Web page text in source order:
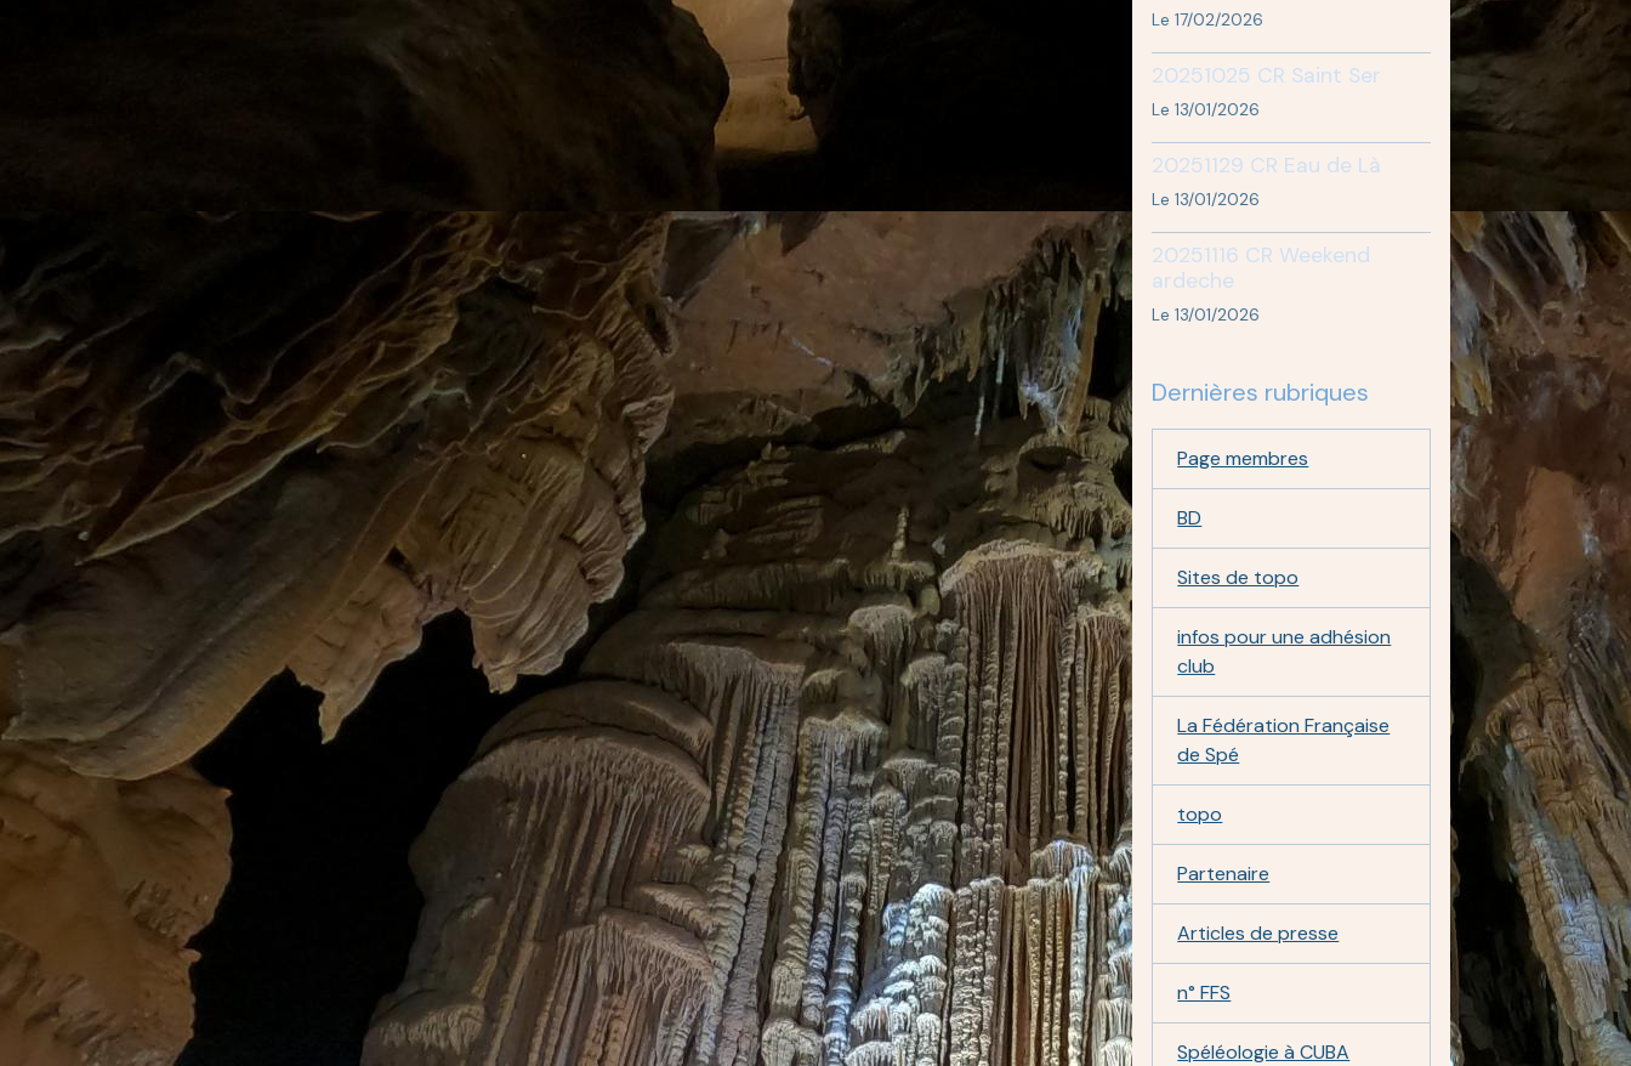
Le 17/02/2026
20251025 CR Saint Ser
Le 13/01/2026
20251129 CR Eau de Là
Le 13/01/2026
20251116 CR Weekend
ardeche
Le 13/01/2026
Dernières rubriques
Page membres
BD
Sites de topo
infos pour une adhésion
club
La Fédération Française
de Spé
topo
Partenaire
Articles de presse
n° FFS
Spéléologie à CUBA